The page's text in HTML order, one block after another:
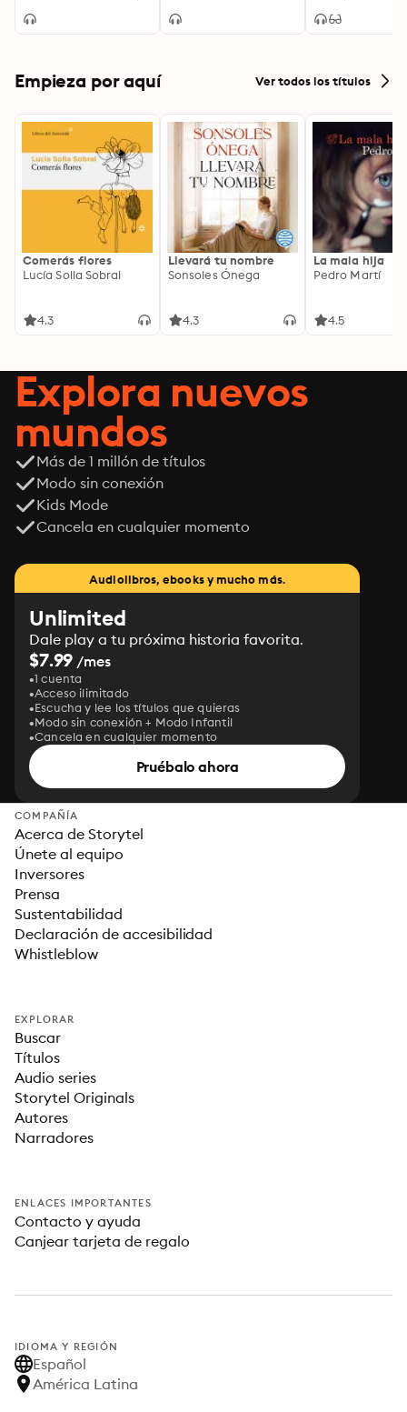
Empieza por aquí Ver todos los títulos
Comerás flores
Lucía Solla Sobral
4.3
Llevará tu nombre
Sonsoles Ónega
4.3
La mala hija
Pedro Martí
4.5
Explora nuevos
mundos
Más de 1 millón de títulos
Modo sin conexión
Kids Mode
Cancela en cualquier momento
Audiolibros, ebooks y mucho más.
Unlimited
Dale play a tu próxima historia favorita.
$7.99 /mes
1 cuenta
Acceso ilimitado
Escucha y lee los títulos que quieras
Modo sin conexión + Modo Infantil
Cancela en cualquier momento
Pruébalo ahora
COMPAÑÍA
Acerca de Storytel
Únete al equipo
Inversores
Prensa
Sustentabilidad
Declaración de accesibilidad
Whistleblow
EXPLORAR
Buscar
Títulos
Audio series
Storytel Originals
Autores
Narradores
ENLACES IMPORTANTES
Contacto y ayuda
Canjear tarjeta de regalo
IDIOMA Y REGIÓN
Español
América Latina